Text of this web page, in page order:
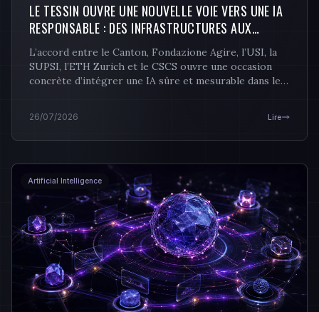
LE TESSIN OUVRE UNE NOUVELLE VOIE VERS UNE IA
RESPONSABLE : DES INFRASTRUCTURES AUX
PROJETS
L’accord entre le Canton, Fondazione Agire, l’USI, la
SUPSI, l’ETH Zurich et le CSCS ouvre une occasion
concrète d’intégrer une IA sûre et mesurable dans les
26/07/2026 Lire
Artificial Intelligence